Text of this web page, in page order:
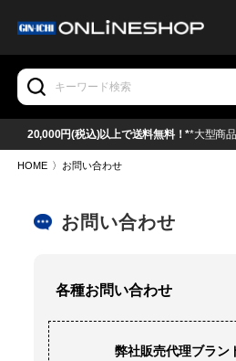
20,000円(税込)以上で送料無料！**大型商
HOME 〉 お問い合わせ
お問い合わせ
各種お問い合わせ
弊社販売代理ブラン